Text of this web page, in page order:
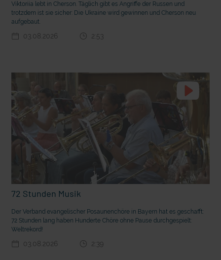
deutsche Sprache? Vorhang auf für Kinderzirkus Giovanni
Viktoriia lebt in Cherson. Täglich gibt es Angriffe der Russen und
trotzdem ist sie sicher: Die Ukraine wird gewinnen und Cherson neu
aufgebaut.
03.08.2026 2:53
72 Stunden Musik
Der Verband evangelischer Posaunenchöre in Bayern hat es geschafft:
72 Stunden lang haben Hunderte Chöre ohne Pause durchgespielt:
Weltrekord!
03.08.2026 2:39